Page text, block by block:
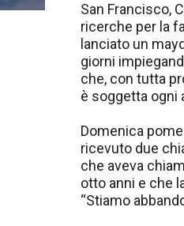
San Francisco,
ricerche per la
lanciato un
giorni
che, con tutta
è soggetta ogni
Domenica
ricevuto due
che aveva
otto anni e che
“Stiamo